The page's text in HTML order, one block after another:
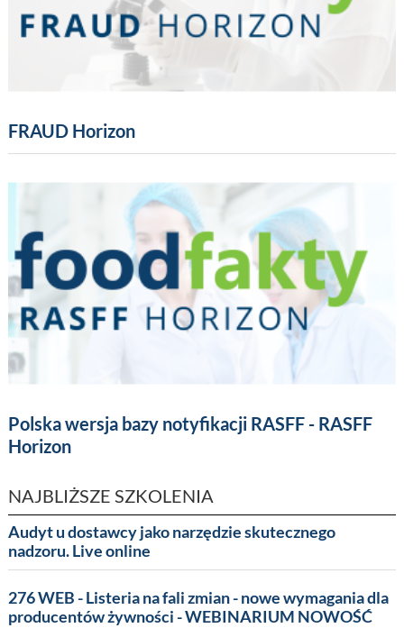
FRAUD Horizon
Polska wersja bazy notyfikacji RASFF - RASFF
Horizon
NAJBLIŻSZE SZKOLENIA
Audyt u dostawcy jako narzędzie skutecznego
nadzoru. Live online
276 WEB - Listeria na fali zmian - nowe wymagania dla
producentów żywności - WEBINARIUM NOWOŚĆ